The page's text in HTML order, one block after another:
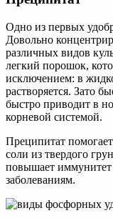
Одно из первых
Довольно
различных видов
легкий порошок,
исключением: в
растворяется. Зато
быстро приводит в
корневой системой.
Преципитат
соли из твердого
повышает иммунитет
заболеваниям.